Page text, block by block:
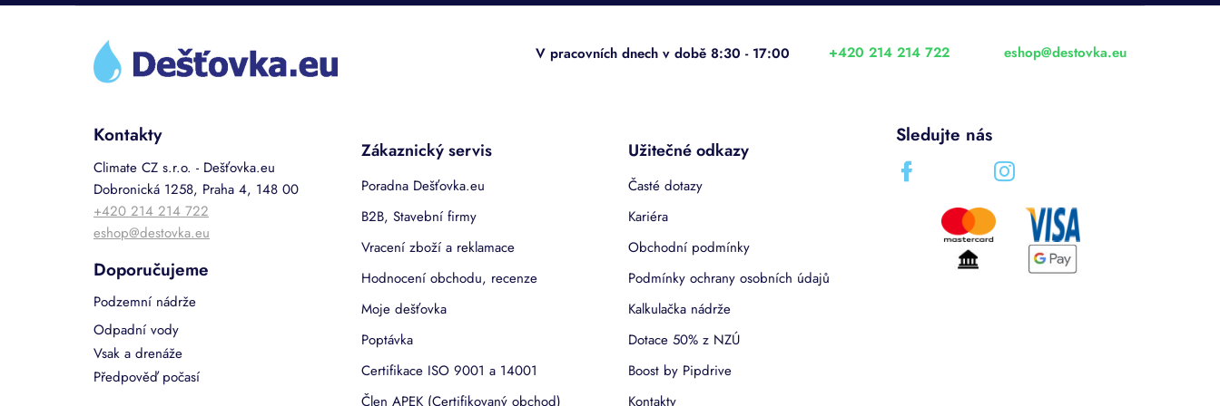
Z
eshop@destovka.eu
+420 214 214 722
Kontakty
Climate CZ s.r.o. - Dešťovka.eu
Dobronická 1258, Praha 4, 148 00
+420 214 214 722
eshop@destovka.eu
Doporučujeme
Podzemní nádrže
Odpadní vody
Vsak a drenáže
Předpověď počasí
Zákaznický servis
Poradna Dešťovka.eu
B2B, Stavební firmy
Vracení zboží a reklamace
Hodnocení obchodu, recenze
Moje dešťovka
Poptávka
Certifikace ISO 9001 a 14001
Člen APEK (Certifikovaný obchod)
Užitečné odkazy
Časté dotazy
Kariéra
Obchodní podmínky
Podmínky ochrany osobních údajů
Kalkulačka nádrže
Dotace 50% z NZÚ
Boost by Pipdrive
Kontakty
Sledujte nás